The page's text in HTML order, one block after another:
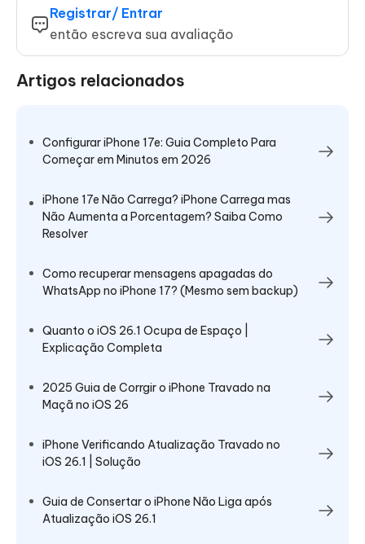
Registrar/ Entrar
então escreva sua avaliação
Artigos relacionados
Configurar iPhone 17e: Guia Completo Para
Começar em Minutos em 2026
iPhone 17e Não Carrega? iPhone Carrega mas
Não Aumenta a Porcentagem? Saiba Como
Resolver
Como recuperar mensagens apagadas do
WhatsApp no iPhone 17? (Mesmo sem backup)
Quanto o iOS 26.1 Ocupa de Espaço |
Explicação Completa
2025 Guia de Corrgir o iPhone Travado na
Maçã no iOS 26
iPhone Verificando Atualização Travado no
iOS 26.1 | Solução
Guia de Consertar o iPhone Não Liga após
Atualização iOS 26.1